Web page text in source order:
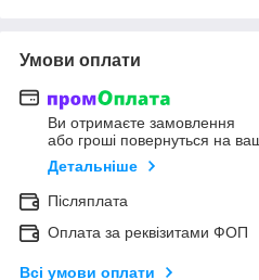
Умови оплати
Ви отримаєте замовлення
або гроші повернуться на
Детальніше
Післяплата
Оплата за реквізитами ФОП
Всі умови оплати